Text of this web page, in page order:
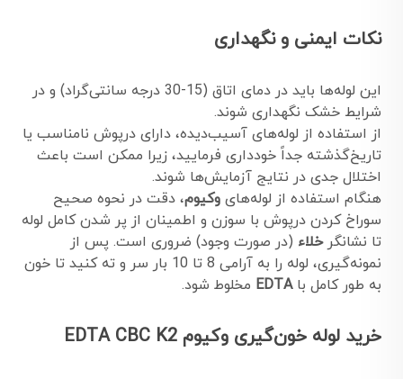
نکات ایمنی و نگهداری
این لوله‌ها باید در دمای اتاق (15-30 درجه سانتی‌گراد) و در
شرایط خشک نگهداری شوند.
از استفاده از لوله‌های آسیب‌دیده، دارای درپوش نامناسب یا
تاریخ‌گذشته جداً خودداری فرمایید، زیرا ممکن است باعث
اختلال جدی در نتایج آزمایش‌ها شوند.
هنگام استفاده از لوله‌های وکیوم، دقت در نحوه صحیح
سوراخ کردن درپوش با سوزن و اطمینان از پر شدن کامل لوله
تا نشانگرخلاء (در صورت وجود) ضروری است. پس از
نمونه‌گیری، لوله را به آرامی 8 تا 10 بار سر و ته کنید تا خون
به طور کامل باEDTA مخلوط شود.
خرید لوله خون‌گیری وکیوم EDTA CBC K2